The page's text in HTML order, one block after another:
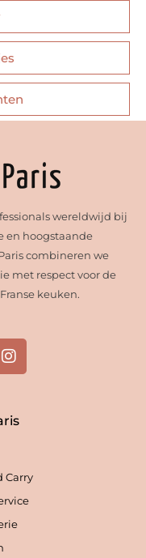
wereldwijd bij
en hoogstaande
combineren we
met respect voor de
keuken.
I
n
s
a
g
m
Carry